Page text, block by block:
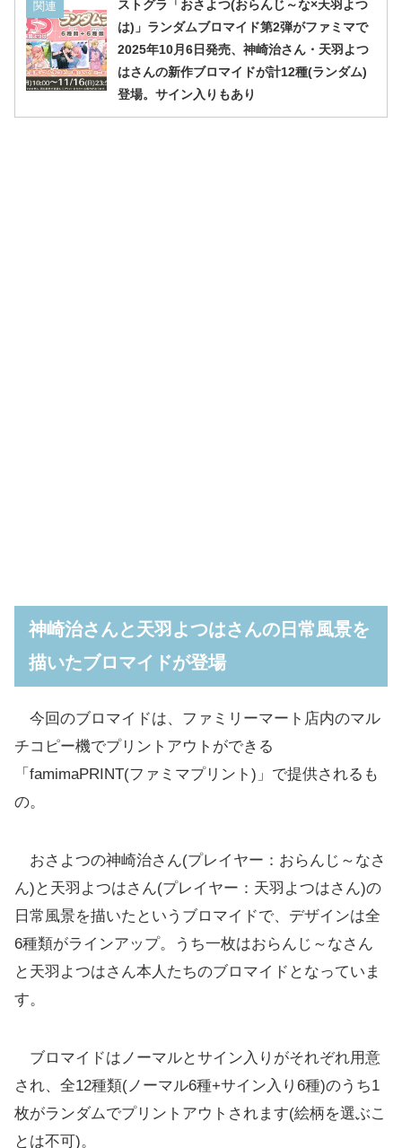
関連
ストグラ「おさよつ(おらんじ～な×天羽よつ
は)」ランダムブロマイド第2弾がファミマで
2025年10月6日発売、神崎治さん・天羽よつ
はさんの新作ブロマイドが計12種(ランダム)
登場。サイン入りもあり
神崎治さんと天羽よつはさんの日常風景を
描いたブロマイドが登場
今回のブロマイドは、ファミリーマート店内のマル
チコピー機でプリントアウトができる
「famimaPRINT(ファミマプリント)」で提供されるも
の。
おさよつの神崎治さん(プレイヤー：おらんじ～なさ
ん)と天羽よつはさん(プレイヤー：天羽よつはさん)の
日常風景を描いたというブロマイドで、デザインは全
6種類がラインアップ。うち一枚はおらんじ～なさん
と天羽よつはさん本人たちのブロマイドとなっていま
す。
ブロマイドはノーマルとサイン入りがそれぞれ用意
され、全12種類(ノーマル6種+サイン入り6種)のうち1
枚がランダムでプリントアウトされます(絵柄を選ぶこ
とは不可)。